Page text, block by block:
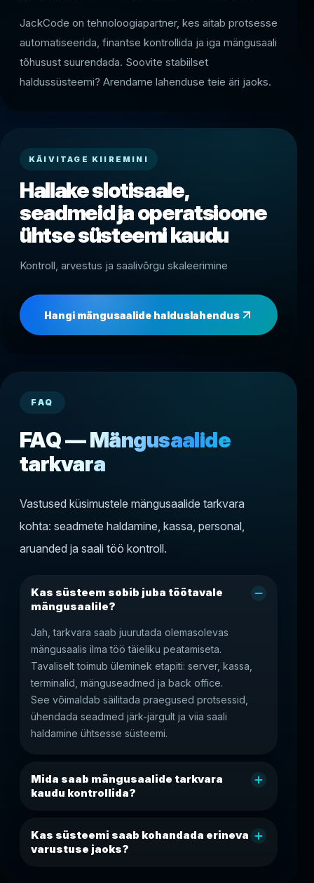
JackCode on tehnoloogiapartner, kes aitab protsesse
automatiseerida, finantse kontrollida ja iga mängusaali
tõhusust suurendada. Soovite stabiilset
haldussüsteemi? Arendame lahenduse teie äri jaoks.
KÄIVITAGE KIIREMINI
Hallake slotisaale,
seadmeid ja operatsioone
ühtse süsteemi kaudu
Kontroll, arvestus ja saalivõrgu skaleerimine
Hangi mängusaalide halduslahendus
FAQ
FAQ — Mängusaalide
tarkvara
Vastused küsimustele mängusaalide tarkvara
kohta: seadmete haldamine, kassa, personal,
aruanded ja saali töö kontroll.
Kas süsteem sobib juba töötavale
mängusaalile?
Jah, tarkvara saab juurutada olemasolevas
mängusaalis ilma töö täieliku peatamiseta.
Tavaliselt toimub üleminek etapiti: server, kassa,
terminalid, mänguseadmed ja back office.
See võimaldab säilitada praegused protsessid,
ühendada seadmed järk-järgult ja viia saali
haldamine ühtsesse süsteemi.
Mida saab mängusaalide tarkvara
kaudu kontrollida?
Kas süsteemi saab kohandada erineva
varustuse jaoks?